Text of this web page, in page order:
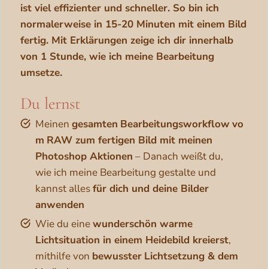
ist viel effizienter und schneller. So bin ich
normalerweise in 15-20 Minuten mit einem Bild
fertig. Mit Erklärungen zeige ich dir innerhalb
von 1 Stunde, wie ich meine Bearbeitung
umsetze.
Du lernst
Meinen gesamten Bearbeitungsworkflow vo
m RAW zum fertigen Bild mit meinen
Photoshop Aktionen – Danach weißt du,
wie ich meine Bearbeitung gestalte und
kannst allesfür dich und deine Bilder
anwenden
Wie du einewunderschön warme
Lichtsituation in einem Heidebild kreierst,
mithilfe von bewusster Lichtsetzung & dem